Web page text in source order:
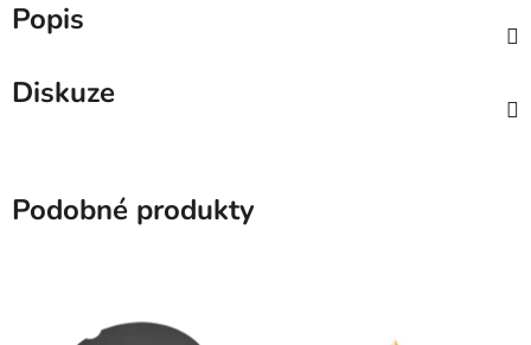
Popis
Diskuze
Podobné produkty